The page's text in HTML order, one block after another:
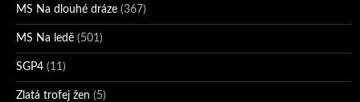
MS Na dlouhé dráze (367)
MS Na ledě (501)
SGP4 (11)
Zlatá trofej žen (5)